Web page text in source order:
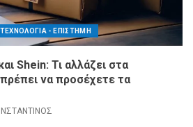
ΤΕΧΝΟΛΟΓΙΑ - ΕΠΙΣΤΗΜΗ
Shein: Τι αλλάζει στα
πρέπει να προσέχετε τα